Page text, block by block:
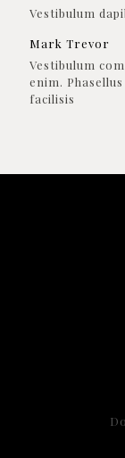
Vestibulum
Mark Trevor
Vestibulum
enim.
facilisis